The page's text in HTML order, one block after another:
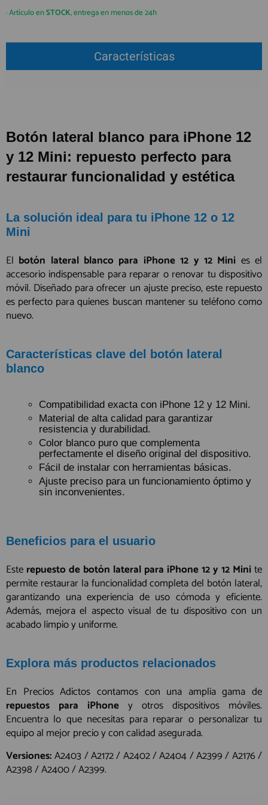
GUÍA DE COMPRA
(+34)912 477 744
info@preciosadictos.com
REGISTRO PROFESIONAL
· Artículo enSTOCK, entrega en menos de 24h
Características
Botón lateral blanco para iPhone 12
y 12 Mini: repuesto perfecto para
restaurar funcionalidad y estética
La solución ideal para tu iPhone 12 o 12
Mini
El botón lateral blanco para iPhone 12 y 12 Mini es el
accesorio indispensable para reparar o renovar tu dispositivo
móvil. Diseñado para ofrecer un ajuste preciso, este repuesto
es perfecto para quienes buscan mantener su teléfono como
nuevo.
Características clave del botón lateral
blanco
Compatibilidad exacta con iPhone 12 y 12 Mini.
Material de alta calidad para garantizar
resistencia y durabilidad.
Color blanco puro que complementa
perfectamente el diseño original del dispositivo.
Fácil de instalar con herramientas básicas.
Ajuste preciso para un funcionamiento óptimo y
sin inconvenientes.
Beneficios para el usuario
Este repuesto de botón lateral para iPhone 12 y 12 Minite
permite restaurar la funcionalidad completa del botón lateral,
garantizando una experiencia de uso cómoda y eficiente.
Además, mejora el aspecto visual de tu dispositivo con un
acabado limpio y uniforme.
Explora más productos relacionados
En Precios Adictos contamos con una amplia gama de
repuestos para iPhone y otros dispositivos móviles.
Encuentra lo que necesitas para reparar o personalizar tu
equipo al mejor precio y con calidad asegurada.
Versiones:A2403 / A2172 / A2402 / A2404 / A2399 / A2176 /
A2398 / A2400 / A2399.